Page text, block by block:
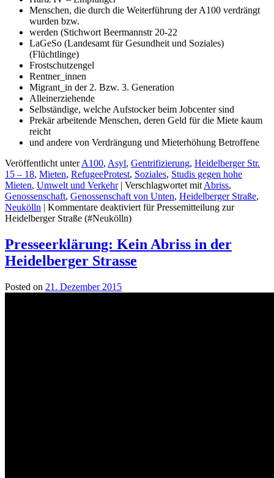
Menschen, die durch die Weiterführung der A100 verdrängt
wurden bzw.
werden (Stichwort Beermannstr 20-22
LaGeSo (Landesamt für Gesundheit und Soziales)
(Flüchtlinge)
Frostschutzengel
Rentner_innen
Migrant_in der 2. Bzw. 3. Generation
Alleinerziehende
Selbständige, welche Aufstocker beim Jobcenter sind
Prekär arbeitende Menschen, deren Geld für die Miete kaum
reicht
und andere von Verdrängung und Mieterhöhung Betroffene
Veröffentlicht unter A100, Asyl, Gentrifizierung, Heidelberger Str.
15 – 18, Mieten, RefugeeProtest, Soziales, Studis gegen hohe
Mieten, Umwelt und Verkehr | Verschlagwortet mit Abriss,
Genossenschaft, Genossenschaft von Unten, Heidelberger Straße,
Neukölln | Kommentare deaktiviert für Pressemitteilung zur
Heidelberger Straße (#Neukölln)
Presseerklärung: Kein Abriss in der
Heidelberger Strasse
Posted on 21. Dezember 2015